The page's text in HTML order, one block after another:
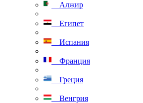
Алжир
Египет
Испания
Франция
Греция
Венгрия